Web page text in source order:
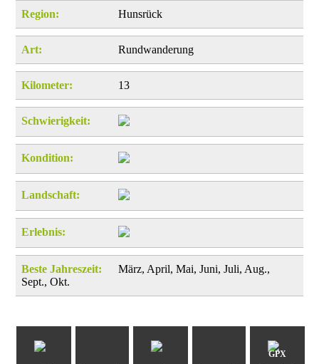
Region: Hunsrück
Art: Rundwanderung
Kilometer: 13
Schwierigkeit:
Kondition:
Landschaft:
Erlebnis:
Beste Jahreszeit:
März, April, Mai, Juni, Juli, Aug.,
Sept., Okt.
GPX